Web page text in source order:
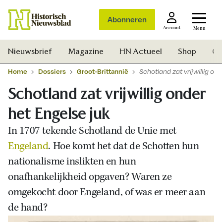
Abonneren
Account Menu
Zoek
Nieuwsbrief Magazine HN Actueel Shop
Home Dossiers Groot-Brittannië Schotland zat vrijwillig
Schotland zat vrijwillig onder
het Engelse juk
In 1707 tekende Schotland de Unie met
Engeland. Hoe komt het dat de Schotten hun
nationalisme inslikten en hun
onafhankelijkheid opgaven? Waren ze
omgekocht door Engeland, of was er meer aan
de hand?